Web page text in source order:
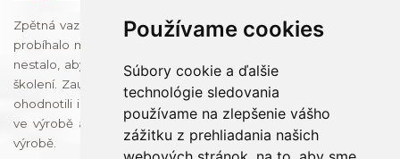
Používame cookies
Súbory cookie a ďalšie
technológie sledovania
používame na zlepšenie vášho
zážitku z prehliadania našich
Zpětná vazba od všech účastníků školení IPC 610, které u nás
probíhalo minulý týden, byla úžasná. Musím říct, že se mi ještě
nestalo, aby za mnou lidi chodili a děkovali mi za tak výborné
školení. Zaujal je Váš přístup a způsob školení. Velmi pozitivně
ohodnotili i praktickou část, při které jste strávil s účastníky čas
ve výrobě a probíral jste s nimi možné příklady právě na naší
výrobě.